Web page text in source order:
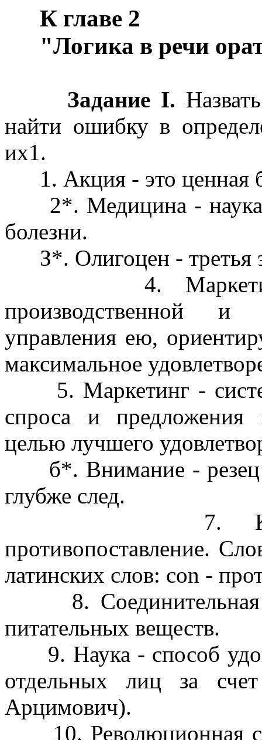
К главе 2
"Логика в речи
Задание I.
найти ошибку в
их1.
1. Акция - это ценная
2*. Медицина - наука,
болезни.
З*. Олигоцен - третья
4. Маркетинг -
производственной и
управления ею,
максимальное
5. Маркетинг -
спроса и предложения
целью лучшего
б*. Внимание - резец
глубже след.
7.
противопоставление.
латинских слов: con -
8. Соединительная
питательных веществ.
9. Наука - способ
отдельных лиц за
Арцимович).
10. Революционная